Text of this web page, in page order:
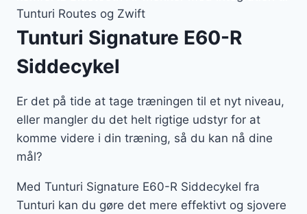
Tunturi Routes og Zwift
Tunturi Signature E60-R
Siddecykel
Er det på tide at tage træningen til et nyt niveau,
eller mangler du det helt rigtige udstyr for at
komme videre i din træning, så du kan nå dine
mål?
Med Tunturi Signature E60-R Siddecykel fra
Tunturi kan du gøre det mere effektivt og sjovere